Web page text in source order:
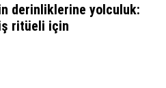
derinliklerine yolculuk:
ritüeli için